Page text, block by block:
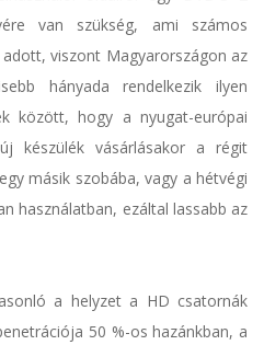
van szükség, ami számos
viszont Magyarországon az
hányada rendelkezik ilyen
között, hogy a nyugat-európai
készülék vásárlásakor a régit
másik szobába, vagy a hétvégi
használatban, ezáltal lassabb az
a helyzet a HD csatornák
50 %-os hazánkban, a